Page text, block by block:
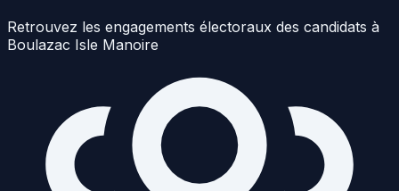
Retrouvez les engagements électoraux des candidats à
Boulazac Isle Manoire